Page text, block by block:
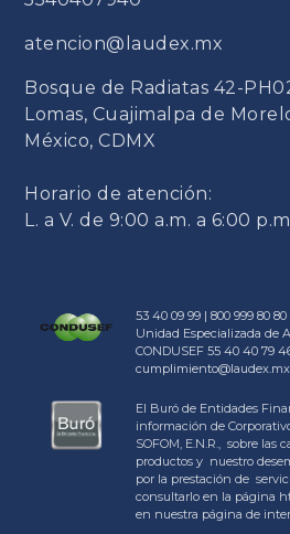
atencion@laudex.mx
Bosque de Radiatas 42-
Lomas, Cuajimalpa de
México, CDMX
Horario de atención:
L. a V. de 9:00 a.m. a 6:00
53 40 09 99 | 800 999 80 80
Unidad Especializada de
CONDUSEF 55 40 40 79
cumplimiento@laudex.mx
El Buró de Entidades
información de Corporativo
SOFOM, E.N.R., sobre las
productos y nuestro
por la prestación de
consultarlo en la página
en nuestra página de